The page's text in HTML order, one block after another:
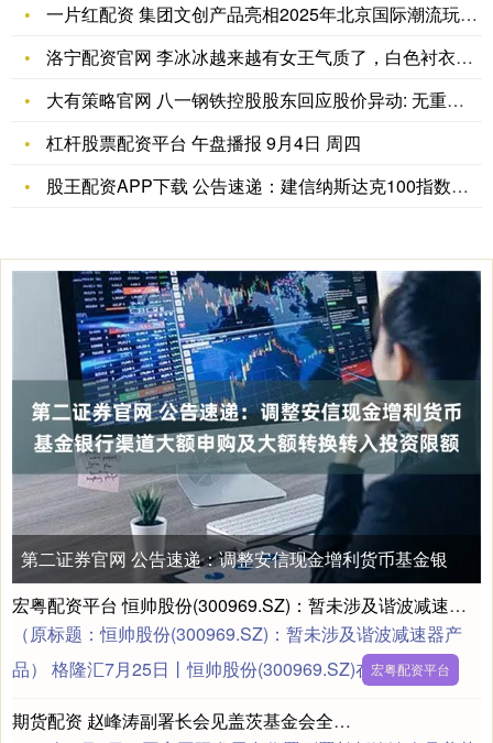
一片红配资 集团文创产品亮相2025年北京国际潮流玩具展_长
洛宁配资官网 李冰冰越来越有女王气质了，白色衬衣搭配棕色西服
大有策略官网 八一钢铁控股股东回应股价异动: 无重大未披露事
杠杆股票配资平台 午盘播报 9月4日 周四
股王配资APP下载 公告速递：建信纳斯达克100指数（QDI
宏粤配资平台 恒帅股份(300969.SZ)：暂未涉及谐波减速器产品
（原标题：恒帅股份(300969.SZ)：暂未涉及谐波减速器产
品） 格隆汇7月25日丨恒帅股份(300969.SZ)在互....宏粤配资平台
期货配资 赵峰涛副署长会见盖茨基金会全球政策与倡导总裁加吉·戈什